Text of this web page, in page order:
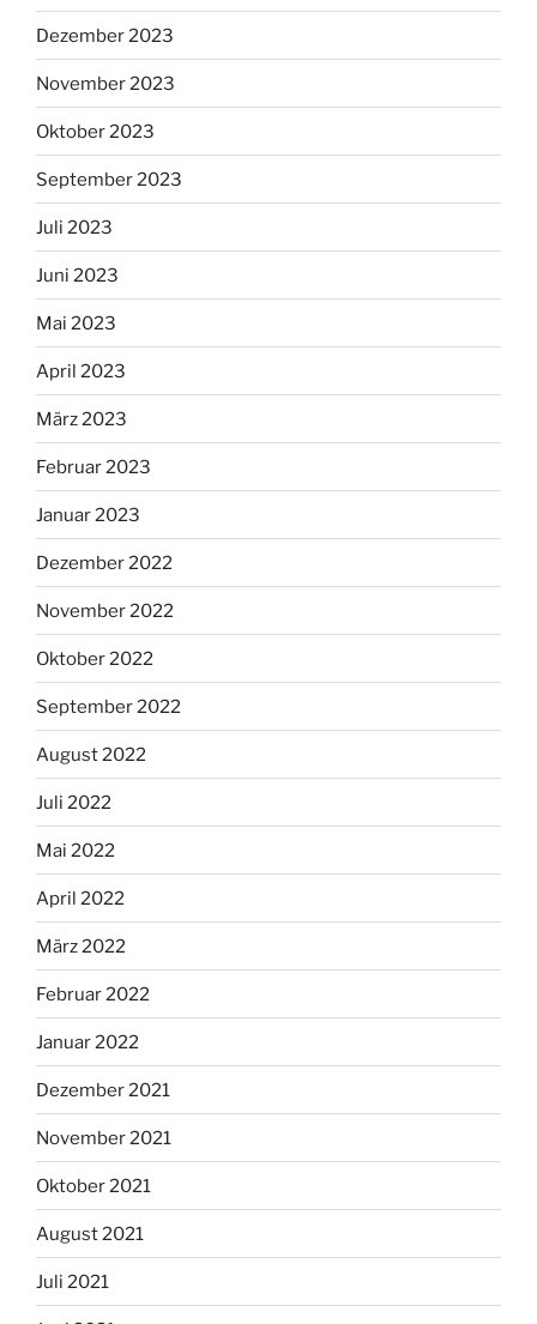
Dezember 2023
November 2023
Oktober 2023
September 2023
Juli 2023
Juni 2023
Mai 2023
April 2023
März 2023
Februar 2023
Januar 2023
Dezember 2022
November 2022
Oktober 2022
September 2022
August 2022
Juli 2022
Mai 2022
April 2022
März 2022
Februar 2022
Januar 2022
Dezember 2021
November 2021
Oktober 2021
August 2021
Juli 2021